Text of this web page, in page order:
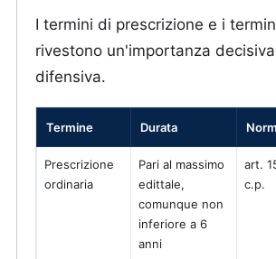
I termini di prescrizione e i
rivestono un'importanza
difensiva.
Termine Durata
Prescrizione
ordinaria
Pari al massimo
edittale,
comunque non
inferiore a 6
anni
art.
c.p.